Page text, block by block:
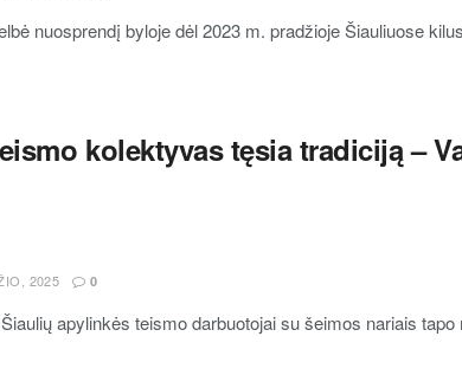
nuosprendį byloje dėl 2023 m. pradžioje Šiauliuose
kolektyvas tęsia tradiciją –
2025 0
apylinkės teismo darbuotojai su šeimos nariais